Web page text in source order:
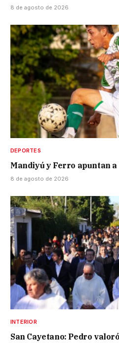
8 de agosto de 2026
DEPORTES
Mandiyú y Ferro apuntan
8 de agosto de 2026
INTERIOR
San Cayetano: Pedro